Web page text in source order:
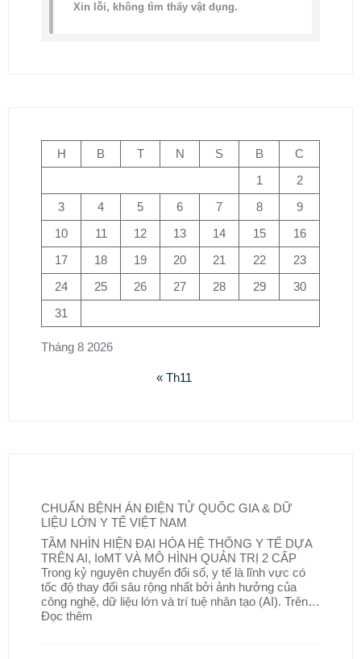
Xin lỗi, không tìm thấy vật dụng.
Tháng 8 2026
H B T N S B
C
1
2
3
4 5 6 7 8
9
10
11 12 13 14 15
16
17
18 19 20 21 22
23
24
25 26 27 28 29
30
31
« Th11
CHUẨN BỆNH ÁN ĐIỆN TỬ QUỐC GIA & DỮ
LIỆU LỚN Y TẾ VIỆT NAM
TẦM NHÌN HIỆN ĐẠI HÓA HỆ THỐNG Y TẾ DỰA
TRÊN AI, IoMT VÀ MÔ HÌNH QUẢN TRỊ 2 CẤP
Trong kỷ nguyên chuyển đổi số, y tế là lĩnh vực có
tốc độ thay đổi sâu rộng nhất bởi ảnh hưởng của
công nghệ, dữ liệu lớn và trí tuệ nhân tạo (AI). Trên…
Đọc thêm